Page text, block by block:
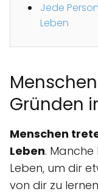
Jede
Leben
Gründen
Menschen
Leben. Manche
Leben, um dir
von dir zu